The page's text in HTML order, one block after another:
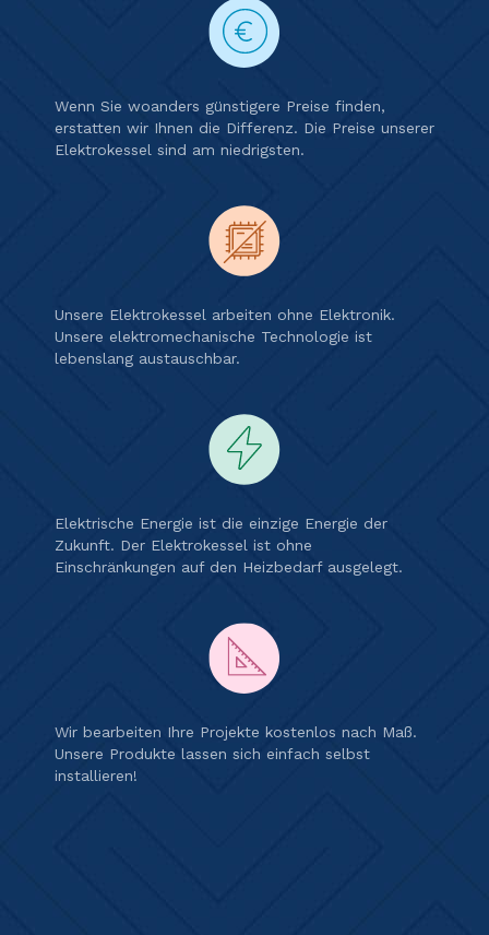
Wenn Sie woanders günstigere Preise finden,
erstatten wir Ihnen die Differenz. Die Preise unserer
Elektrokessel sind am niedrigsten.
Unsere Elektrokessel arbeiten ohne Elektronik.
Unsere elektromechanische Technologie ist
lebenslang austauschbar.
Elektrische Energie ist die einzige Energie der
Zukunft. Der Elektrokessel ist ohne
Einschränkungen auf den Heizbedarf ausgelegt.
Wir bearbeiten Ihre Projekte kostenlos nach Maß.
Unsere Produkte lassen sich einfach selbst
installieren!